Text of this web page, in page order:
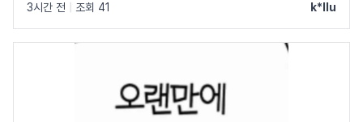
3시간 전 조회 41 k*llu